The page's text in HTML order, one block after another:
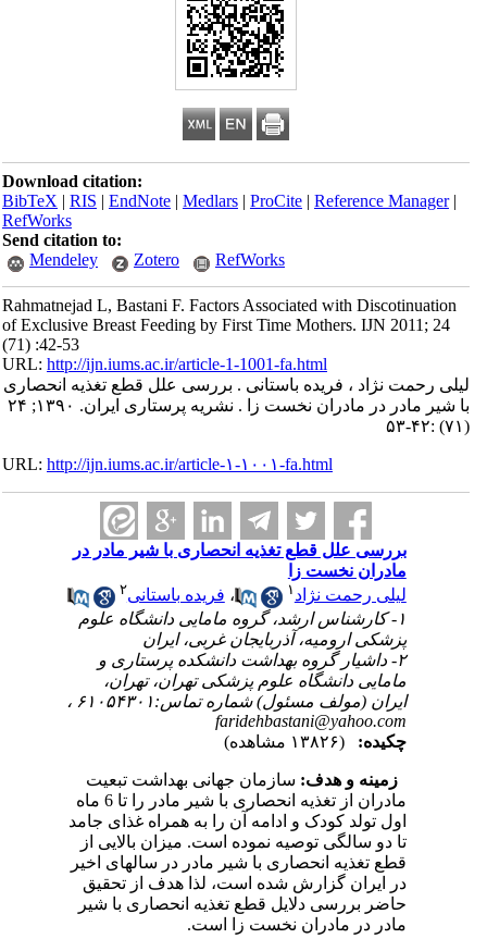
Download citation:
BibTeX|RIS|EndNote|Medlars|ProCite|Reference Manager
RefWorks
Send citation to:
Mendeley
Zotero RefWorks
Rahmatnejad L, Bastani F. Factors Associated with Discotinuation
of Exclusive Breast Feeding by First Time Mothers. IJN 2011; 24
(71) :42-53
URL:http://ijn.iums.ac.ir/article-1-1001-fa.html
لیلی رحمت نژاد ، فریده باستانی . بررسی علل قطع تغذیه انحصاری
با شیر مادر در مادران نخست زا . نشریه پرستاری ایران. ۱۳۹۰; ۲۴
URL:http://ijn.iums.ac.ir/article-۱-۱۰۰۱-fa.html
بررسی علل قطع تغذیه انحصاری با شیر مادر در
مادران نخست زا
لیلی رحمت نژاد ۱ ،فریده باستانی
۱- کارشناس ارشد، گروه مامایی دانشگاه علوم
پزشکی ارومیه، آذربایجان غربی، ایران
۲- داشیار گروه بهداشت دانشکده پرستاری و
مامایی دانشگاه علوم پزشکی تهران، تهران،
ایران (مولف مسئول) شماره تماس:۶۱۰۵۴۳۰۱ ،
faridehbastani@yahoo.com
چکیده:
زمینه و هدف:سازمان جهانی بهداشت تبعیت
مادران از تغذیه انحصاری با شیر مادر را تا 6 ماه
اول تولد کودک و ادامه آن را به همراه غذای جامد
تا دو سالگی توصیه نموده است. میزان بالایی از
قطع تغذیه انحصاری با شیر مادر در سالهای اخیر
در ایران گزارش شده است، لذا هدف از تحقیق
حاضر بررسی دلایل قطع تغذیه انحصاری با شیر
مادر در مادران نخست زا است.